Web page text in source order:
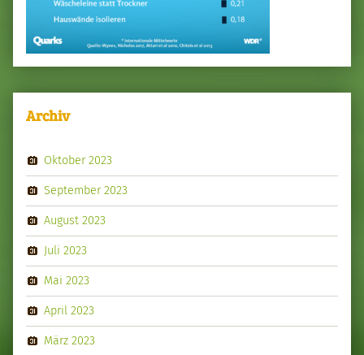
Archiv
Oktober 2023
September 2023
August 2023
Juli 2023
Mai 2023
April 2023
März 2023